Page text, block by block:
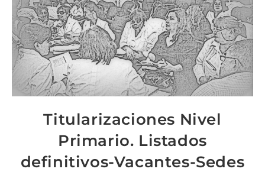
Titularizaciones Nivel
Primario. Listados
definitivos-Vacantes-Sedes